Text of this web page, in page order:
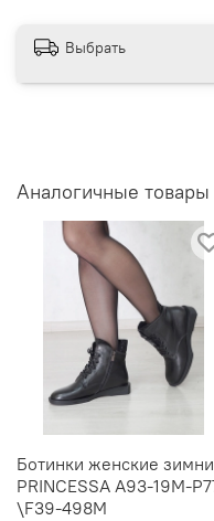
Выбрать
Аналогичные товары
Ботинки женские
PRINCESSA A93-19M-
\F39-498M